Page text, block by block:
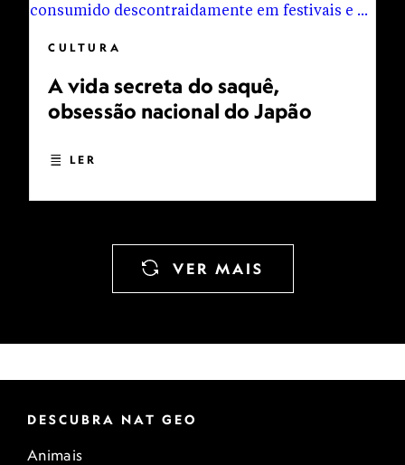
CULTURA
A vida secreta do saquê,
obsessão nacional do Japão
LER
VER MAIS
DESCUBRA NAT GEO
Animais